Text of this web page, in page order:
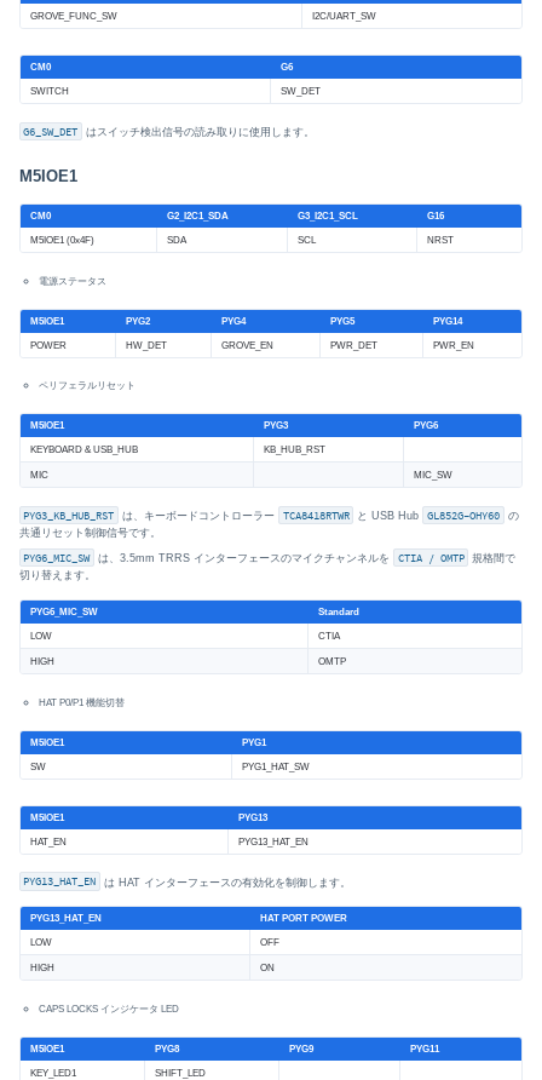
GROVE_FUNC_SW I2C/UART_SW
CM0 G6
SWITCH SW_DET
G6_SW_DET はスイッチ検出信号の読み取りに使用します。
M5IOE1
CM0 G2_I2C1_SDA G3_I2C1_SCL G16
M5IOE1 (0x4F) SDA SCL NRST
電源ステータス
M5IOE1 PYG2 PYG4 PYG5 PYG14
POWER HW_DET GROVE_EN PWR_DET PWR_EN
ペリフェラルリセット
M5IOE1 PYG3 PYG6
KEYBOARD & USB_HUB KB_HUB_RST
MIC MIC_SW
PYG3_KB_HUB_RST は、キーボードコントローラー TCA8418RTWR と USB Hub GL852G-OHY60
の
共通リセット制御信号です。
PYG6_MIC_SW は、3.5mm TRRS インターフェースのマイクチャンネルを CTIA / OMTP 規格間で
切り替えます。
PYG6_MIC_SW Standard
LOW CTIA
HIGH OMTP
HAT P0/P1 機能切替
M5IOE1 PYG1
SW PYG1_HAT_SW
M5IOE1 PYG13
HAT_EN PYG13_HAT_EN
PYG13_HAT_EN は HAT インターフェースの有効化を制御します。
PYG13_HAT_EN HAT PORT POWER
LOW OFF
HIGH ON
CAPS LOCKS インジケータ LED
M5IOE1 PYG8 PYG9 PYG11
KEY_LED1 SHIFT_LED